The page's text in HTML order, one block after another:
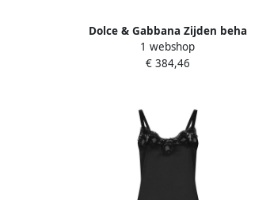
Dolce & Gabbana Zijden beha
met dierenprint Gray Dames
1 webshop
€ 384,46